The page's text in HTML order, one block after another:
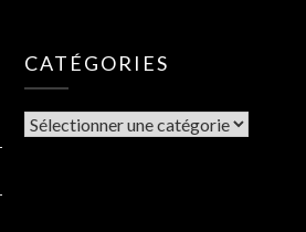
CATÉGORIES